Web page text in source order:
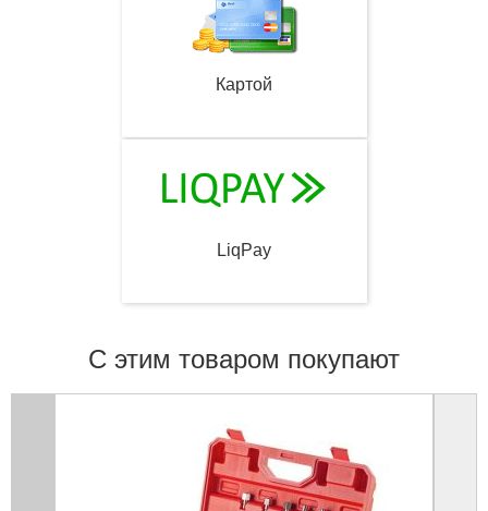
Картой
LiqPay
С этим товаром покупают